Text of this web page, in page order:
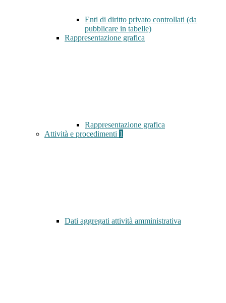
Enti di diritto privato controllati (da
pubblicare in tabelle)
Rappresentazione grafica
Rappresentazione grafica
Attività e procedimenti 1
Dati aggregati attività amministrativa